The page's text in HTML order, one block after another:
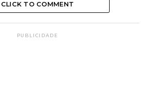
CLICK TO COMMENT
PUBLICIDADE